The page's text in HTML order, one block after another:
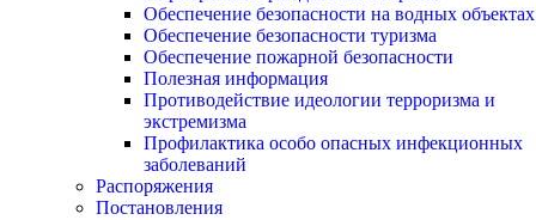
Обеспечение безопасности на водных объектах
Обеспечение безопасности туризма
Обеспечение пожарной безопасности
Полезная информация
Противодействие идеологии терроризма и
экстремизма
Профилактика особо опасных инфекционных
заболеваний
Распоряжения
Постановления